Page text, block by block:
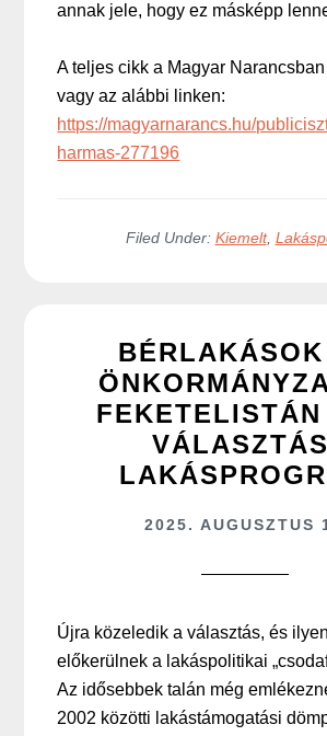
annak jele, hogy ez másképp
A teljes cikk a Magyar
vagy az alábbi linken:
https://magyarnarancs.hu/
harmas-277196
Filed Under: Kiemelt,
2025. AUGUSZTUS
Újra közeledik a választás, és
előkerülnek a lakáspolitikai
Az idősebbek talán még
2002 közötti lakástámogatási